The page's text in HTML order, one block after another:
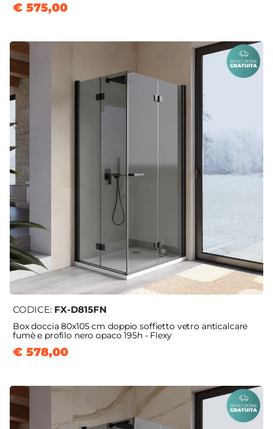
€ 575,00
CODICE: FX-D815FN
Box doccia 80x105 cm doppio soffietto vetro anticalcare
fumè e profilo nero opaco 195h - Flexy
€ 578,00